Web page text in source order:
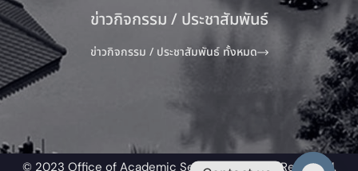
ข่าวกิจกรรม / ประชาสัมพันธ์
ข่าวกิจกรรม / ประชาสัมพันธ์ ทั้งหมด
© 2023 Office of Academic Service All Rights Reserved.​